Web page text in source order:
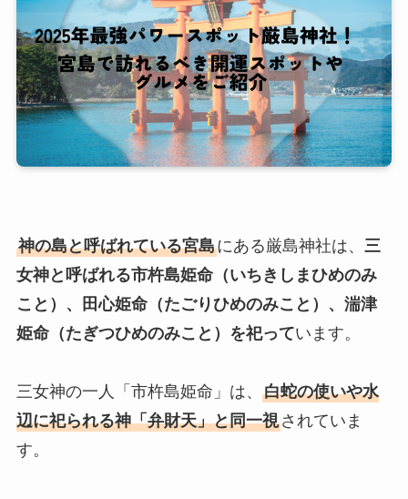
神の島と呼ばれている宮島にある厳島神社は、 三
女神と呼ばれる市杵島姫命（いちきしまひめのみ
こと）、田心姫命（たごりひめのみこと）、湍津
姫命（たぎつひめのみこと）を祀っています。
三女神の一人「市杵島姫命」は、 白蛇の使いや水
辺に祀られる神「弁財天」と同一視されていま
す。